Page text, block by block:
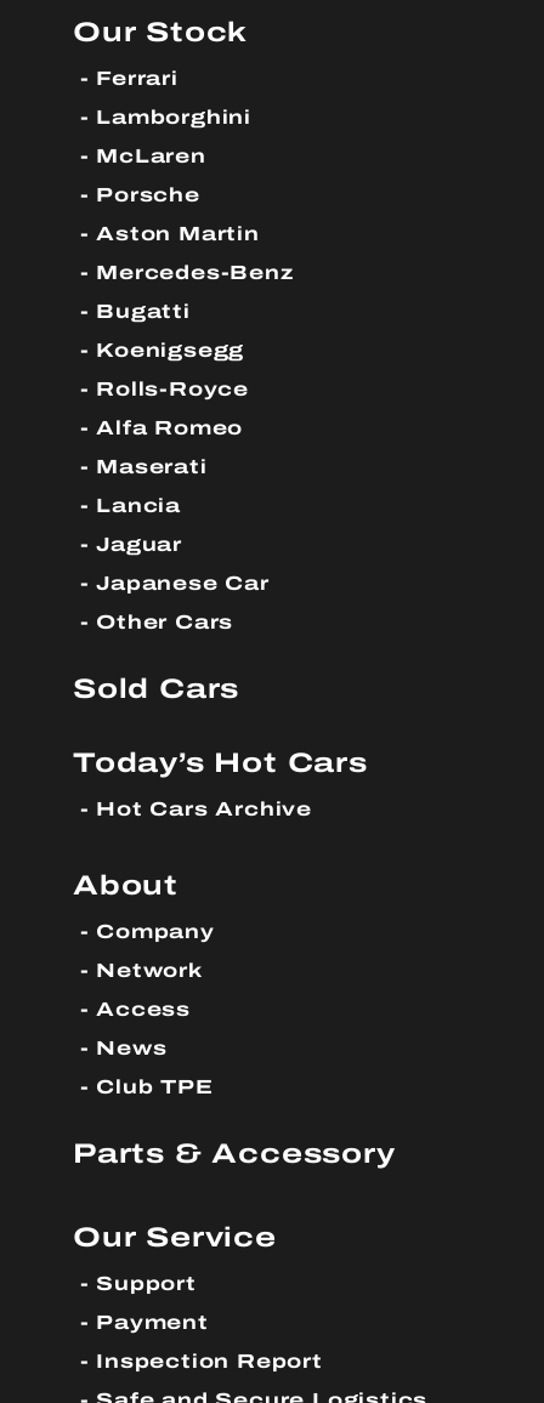
Our Stock
Ferrari
Lamborghini
McLaren
Porsche
Aston Martin
Mercedes-Benz
Bugatti
Koenigsegg
Rolls-Royce
Alfa Romeo
Maserati
Lancia
Jaguar
Japanese Car
Other Cars
Sold Cars
Today’s Hot Cars
Hot Cars Archive
About
Company
Network
Access
News
Club TPE
Parts & Accessory
Our Service
Support
Payment
Inspection Report